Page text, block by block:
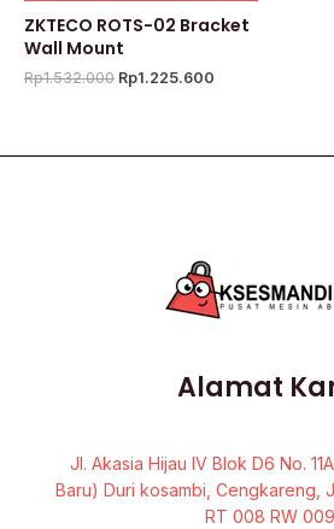
ZKTECO ROTS-02 Bracket
Wall Mount
Rp1.532.000 Rp1.225.600
Alamat
Jl. Akasia Hijau IV Blok D6 No.
Baru) Duri kosambi, Cengkareng,
RT 008 RW 009